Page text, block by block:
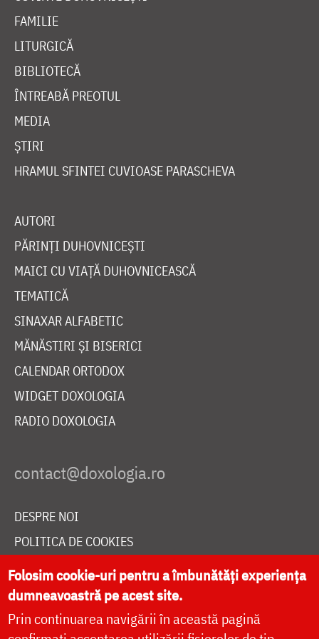
FAMILIE
LITURGICĂ
BIBLIOTECĂ
ÎNTREABĂ PREOTUL
MEDIA
ȘTIRI
HRAMUL SFINTEI CUVIOASE PARASCHEVA
AUTORI
PĂRINȚI DUHOVNICEȘTI
MAICI CU VIAȚĂ DUHOVNICEASCĂ
TEMATICĂ
SINAXAR ALFABETIC
MĂNĂSTIRI ȘI BISERICI
CALENDAR ORTODOX
WIDGET DOXOLOGIA
RADIO DOXOLOGIA
DESPRE NOI
POLITICA DE COOKIES
DONEAZĂ ONLINE PENTRU CATEDRALA NAȚIONALĂ
LIVE
Folosim cookie-uri pentru a îmbunătăți experiența
dumneavoastră pe acest site.
Prin continuarea navigării în această pagină